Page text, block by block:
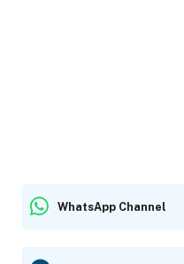
WhatsApp Channel